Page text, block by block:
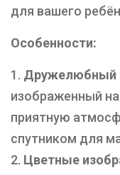
для вашего
Особенности:
Дружелюбный
изображенный
приятную
спутником для
Цветные